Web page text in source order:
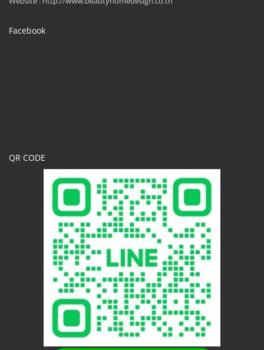
Facebook
QR CODE